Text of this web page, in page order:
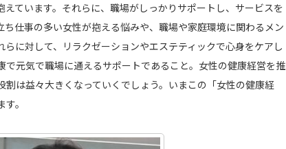
ています。それらに、職場がしっかりサポートし、サービスを
仕事の多い女性が抱える悩みや、職場や家庭環境に関わるメン
に対して、リラクゼーションやエステティックで心身をケアし
で元気で職場に通えるサポートであること。女性の健康経営を推
は益々大きくなっていくでしょう。いまこの「女性の健康経
。